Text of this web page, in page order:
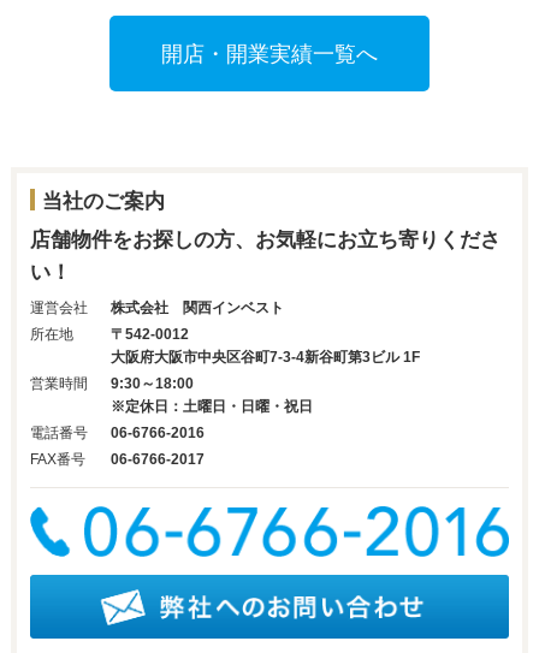
開店・開業実績一覧へ
当社のご案内
店舗物件をお探しの方、お気軽にお立ち寄りくださ
い！
運営会社
株式会社 関西インベスト
所在地
〒542-0012
大阪府大阪市中央区谷町7-3-4新谷町第3ビル 1F
営業時間
9:30～18:00
※定休日：土曜日・日曜・祝日
電話番号
06-6766-2016
FAX番号
06-6766-2017